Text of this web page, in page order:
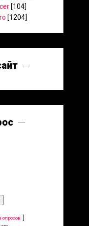
[104]
[1204]
опросов ]